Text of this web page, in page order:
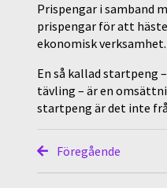
Prispengar i samband
prispengar för att
ekonomisk verksamhet.
En så kallad startpeng
tävling – är en
startpeng är det inte
Föregående